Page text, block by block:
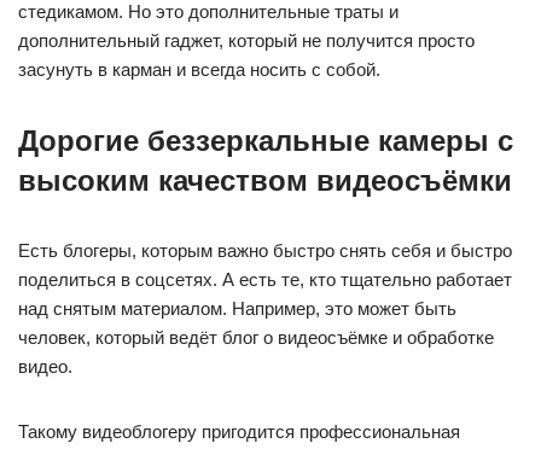
стедикамом. Но это дополнительные траты и
дополнительный гаджет, который не получится просто
засунуть в карман и всегда носить с собой.
Дорогие беззеркальные камеры с
высоким качеством видеосъёмки
Есть блогеры, которым важно быстро снять себя и быстро
поделиться в соцсетях. А есть те, кто тщательно работает
над снятым материалом. Например, это может быть
человек, который ведёт блог о видеосъёмке и обработке
видео.
Такому видеоблогеру пригодится профессиональная